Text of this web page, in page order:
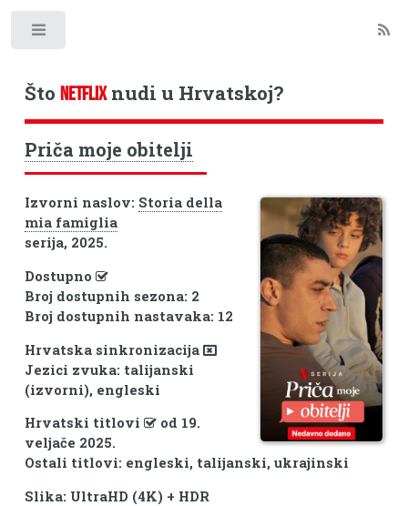
Što NETFLIXnudi u Hrvatskoj?
Priča moje obitelji
Izvorni naslov: Storia della
mia famiglia
serija, 2025.
Dostupno
Broj dostupnih sezona: 2
Broj dostupnih nastavaka: 12
Hrvatska sinkronizacija
Jezici zvuka: talijanski
(izvorni), engleski
Hrvatski titlovi
od 19.
veljače 2025.
Ostali titlovi: engleski, talijanski, ukrajinski
Slika: UltraHD (4K) + HDR